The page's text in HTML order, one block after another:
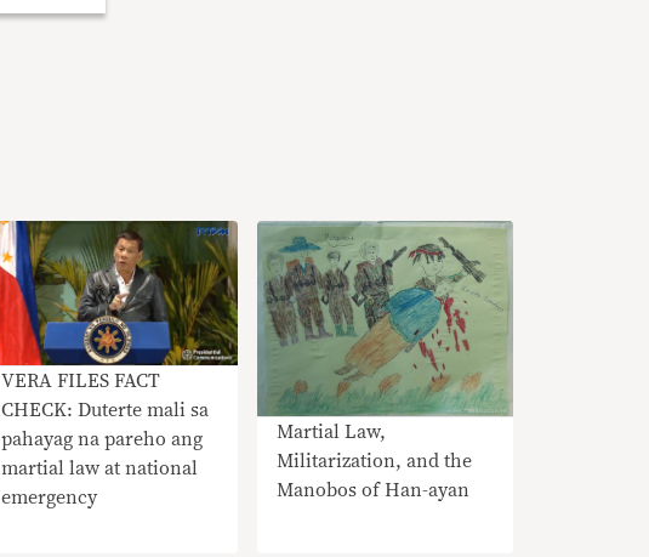
VERA FILES FACT
CHECK: Duterte mali sa
pahayag na pareho ang
martial law at national
emergency
Martial Law,
Militarization, and the
Manobos of Han-ayan